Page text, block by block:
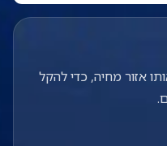
אזור מחיה, כדי להקל